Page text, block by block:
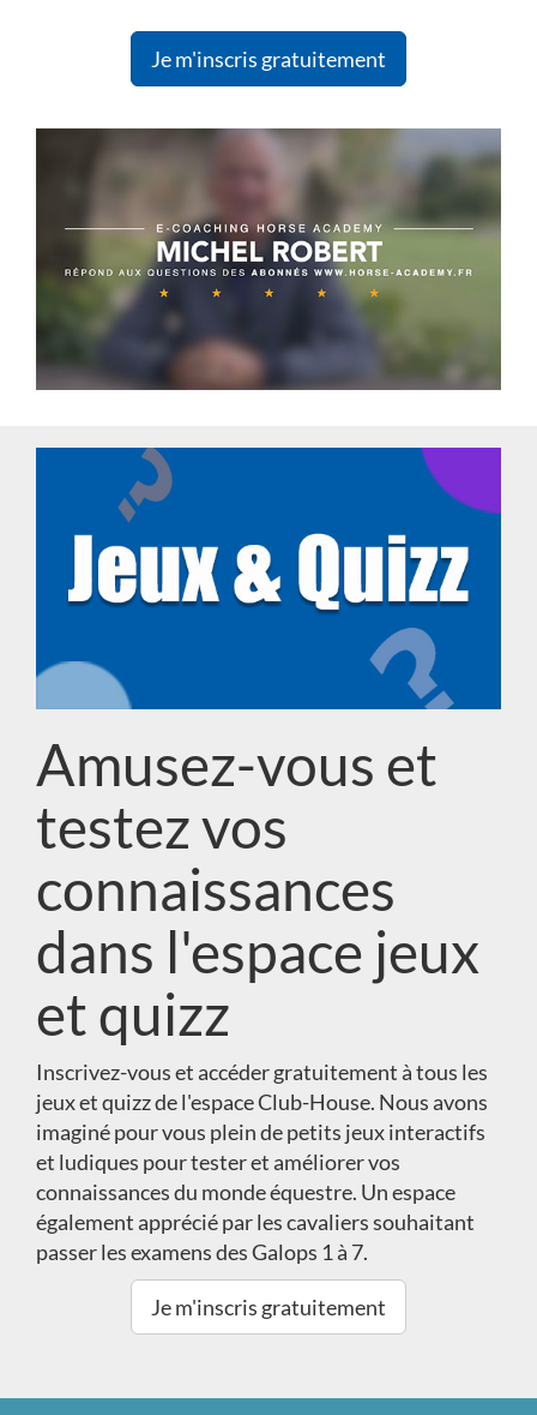
Je m'inscris gratuitement
Amusez-vous et
testez vos
connaissances
dans l'espace jeux
et quizz
Inscrivez-vous et accéder gratuitement à tous les
jeux et quizz de l'espace Club-House. Nous avons
imaginé pour vous plein de petits jeux interactifs
et ludiques pour tester et améliorer vos
connaissances du monde équestre. Un espace
également apprécié par les cavaliers souhaitant
passer les examens des Galops 1 à 7.
Je m'inscris gratuitement